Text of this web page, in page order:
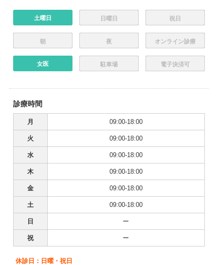
土曜日 日曜日 祝日
朝 夜 オンライン診療
女医 駐車場 電子決済可
診療時間
月 09:00-18:00
火 09:00-18:00
水 09:00-18:00
木 09:00-18:00
金 09:00-18:00
土 09:00-18:00
日 ー
祝 ー
休診日：日曜・祝日